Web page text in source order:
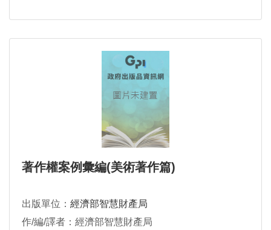
著作權案例彙編(美術著作篇)
出版單位： 經濟部智慧財產局
作/編/譯者：經濟部智慧財產局